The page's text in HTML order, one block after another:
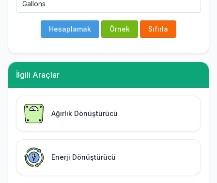
Hesaplamak Örnek Sıfırla
İlgili Araçlar
Ağırlık Dönüştürücü
Enerji Dönüştürücü